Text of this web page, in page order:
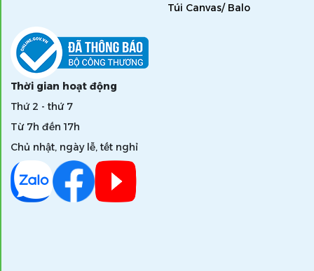
Túi Canvas/ Balo
Thời gian hoạt động
Thứ 2 - thứ 7
Từ 7h đến 17h
Chủ nhật, ngày lễ, tết nghỉ